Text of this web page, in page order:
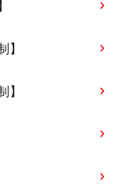
】
】